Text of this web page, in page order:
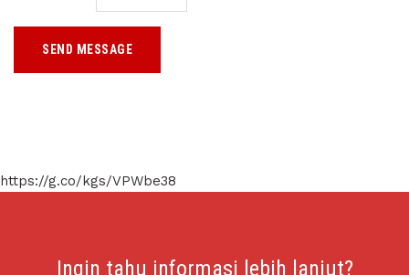
SEND MESSAGE
https://g.co/kgs/VPWbe38
Ingin tahu informasi lebih lanjut?